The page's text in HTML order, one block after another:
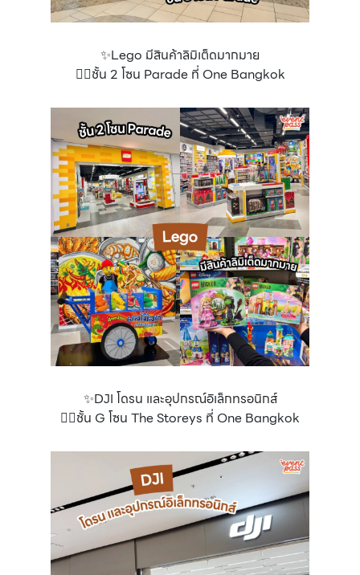
✨Lego มีสินค้าลิมิเต็ดมากมาย
👉🏻ชั้น 2 โซน Parade ที่ One Bangkok
✨DJI โดรน และอุปกรณ์อิเล็กทรอนิกส์
👉🏻ชั้น G โซน The Storeys ที่ One Bangkok